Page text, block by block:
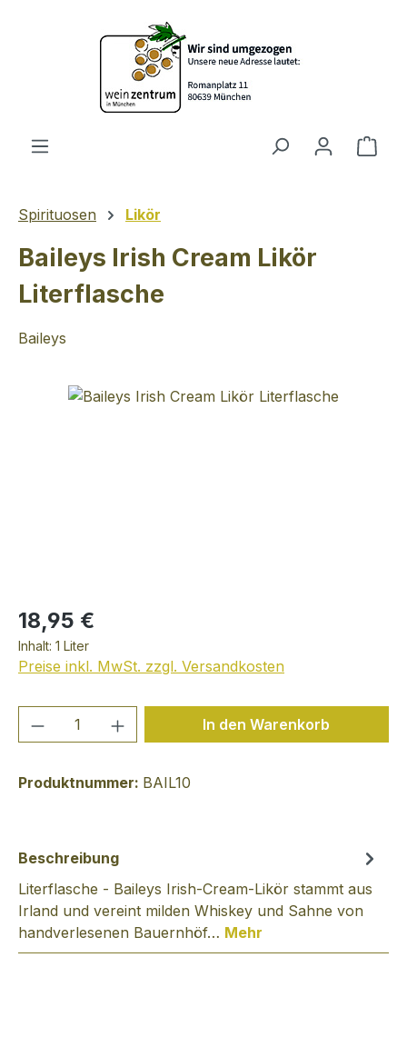
Zum Hauptinhalt springen
Spirituosen Likör
Baileys Irish Cream Likör
Literflasche
Baileys
Bildergalerie überspringen
18,95 €
Inhalt: 1 Liter
Preise inkl. MwSt. zzgl. Versandkosten
Produkt Anzahl: Gib denIn den Warenkorb
Produktnummer: BAIL10
Beschreibung
Literflasche - Baileys Irish-Cream-Likör stammt aus
Irland und vereint milden Whiskey und Sahne von
handverlesenen Bauernhöf… Mehr